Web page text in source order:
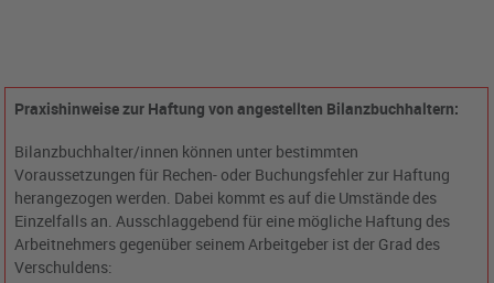
Praxishinweise zur Haftung von angestellten Bilanzbuchhaltern:
Bilanzbuchhalter/innen können unter bestimmten
Voraussetzungen für Rechen- oder Buchungsfehler zur Haftung
herangezogen werden. Dabei kommt es auf die Umstände des
Einzelfalls an. Ausschlaggebend für eine mögliche Haftung des
Arbeitnehmers gegenüber seinem Arbeitgeber ist der Grad des
Verschuldens: